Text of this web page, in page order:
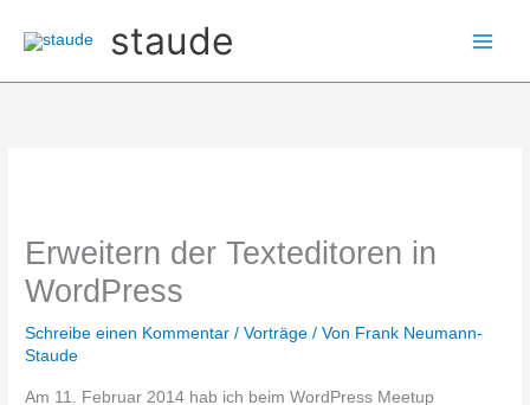
Inhalt
staude
Erweitern der Texteditoren in
WordPress
Schreibe einen Kommentar /Vorträge / Von Frank Neumann-
Staude
Am 11. Februar 2014 hab ich beim WordPress Meetup